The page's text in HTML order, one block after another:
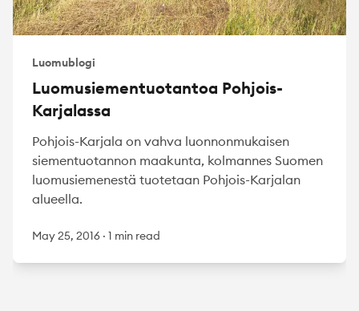
Luomublogi
Luomusiementuotantoa Pohjois-
Karjalassa
Pohjois-Karjala on vahva luonnonmukaisen
siementuotannon maakunta, kolmannes Suomen
luomusiemenestä tuotetaan Pohjois-Karjalan
alueella.
May 25, 2016 · 1 min read